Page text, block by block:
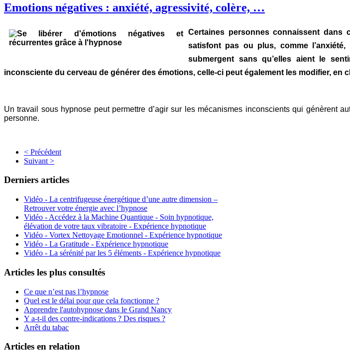
Emotions négatives : anxiété, agressivité, colère, …
Certaines personnes connaissent
satisfont pas ou plus, comme
submergent sans qu’elles aient le
inconsciente du cerveau de générer des émotions, celle-ci peut également les modifier, en
Un travail sous hypnose peut permettre d’agir sur les mécanismes inconscients qui génèrent
personne.
< Précédent
Suivant >
Derniers articles
Vidéo - La centrifugeuse énergétique d’une autre dimension –
Retrouver votre énergie avec l’hypnose
Vidéo - Accédez à la Machine Quantique - Soin hypnotique,
élévation de votre taux vibratoire - Expérience hypnotique
Vidéo - Vortex Nettoyage Emotionnel - Expérience hypnotique
Vidéo - La Gratitude - Expérience hypnotique
Vidéo - La sérénité par les 5 éléments - Expérience hypnotique
Articles les plus consultés
Ce que n’est pas l’hypnose
Quel est le délai pour que cela fonctionne ?
Apprendre l'autohypnose dans le Grand Nancy
Y a-t-il des contre-indications ? Des risques ?
Arrêt du tabac
Articles en relation